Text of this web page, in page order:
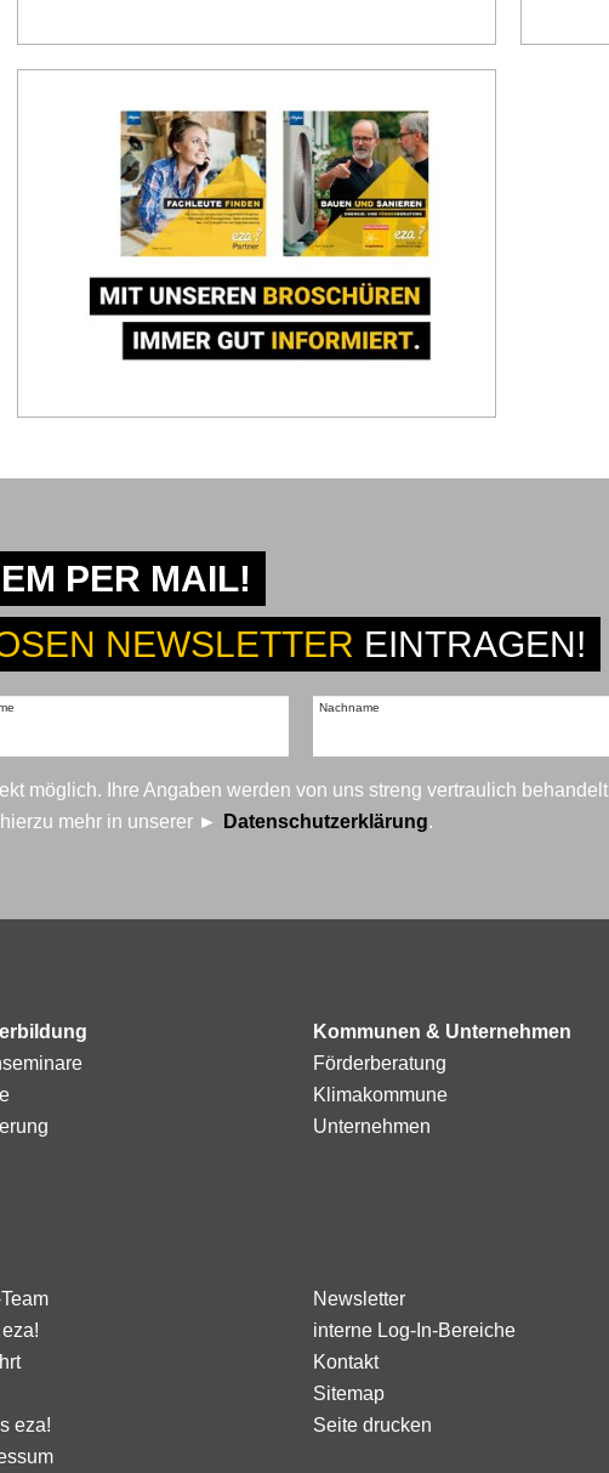
PER MAIL!
NEWSLETTER EINTRAGEN!
Nachname
möglich. Ihre Angaben werden von uns streng vertraulich behandelt
mehr in unserer
Datenschutzerklärung.
Kommunen & Unternehmen
Förderberatung
Klimakommune
Unternehmen
eza!
Newsletter
interne Log-In-Bereiche
Kontakt
Sitemap
Seite drucken